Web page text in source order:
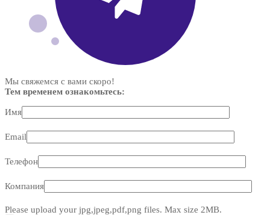
Мы свяжемся с вами скоро!
Тем временем ознакомьтесь:
Имя
Email
Телефон
Компания
Please upload your jpg,jpeg,pdf,png files. Max size 2MB.